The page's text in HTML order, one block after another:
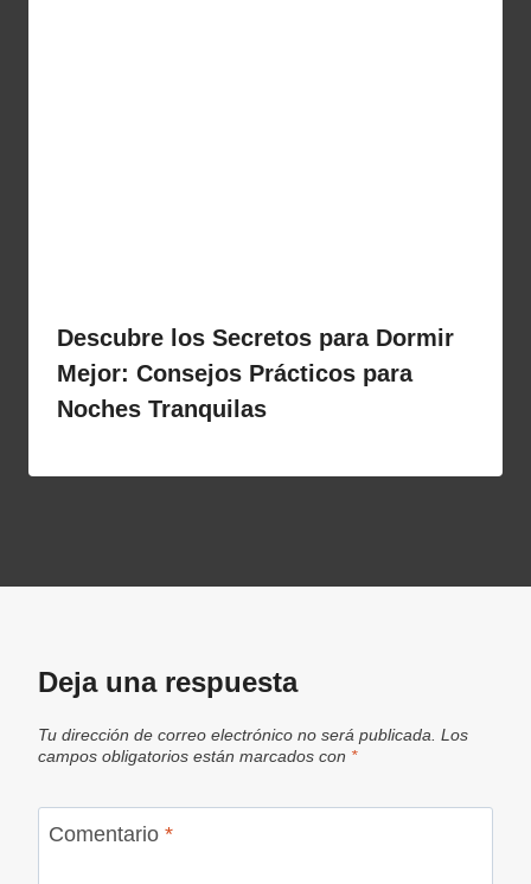
Descubre los Secretos para Dormir
Mejor: Consejos Prácticos para
Noches Tranquilas
Deja una respuesta
Tu dirección de correo electrónico no será publicada. Los
campos obligatorios están marcados con *
Comentario *